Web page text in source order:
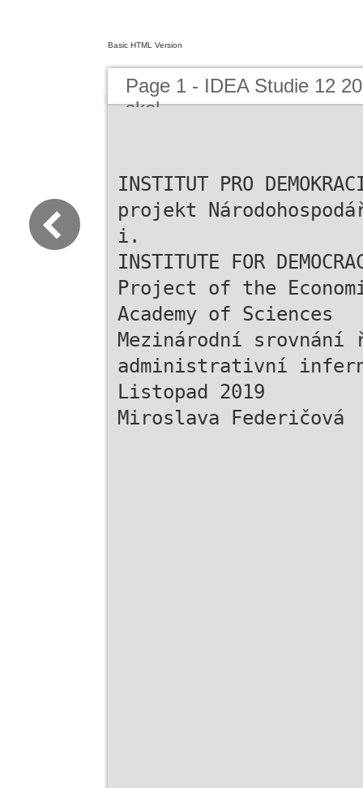
Basic HTML Version
Page 1 - IDEA Studie 12
skol
INSTITUT PRO
projekt
i.
INSTITUTE FOR
Project of the
Academy of Sciences
Mezinárodní
administrativní
Listopad 2019
Miroslava Federičová